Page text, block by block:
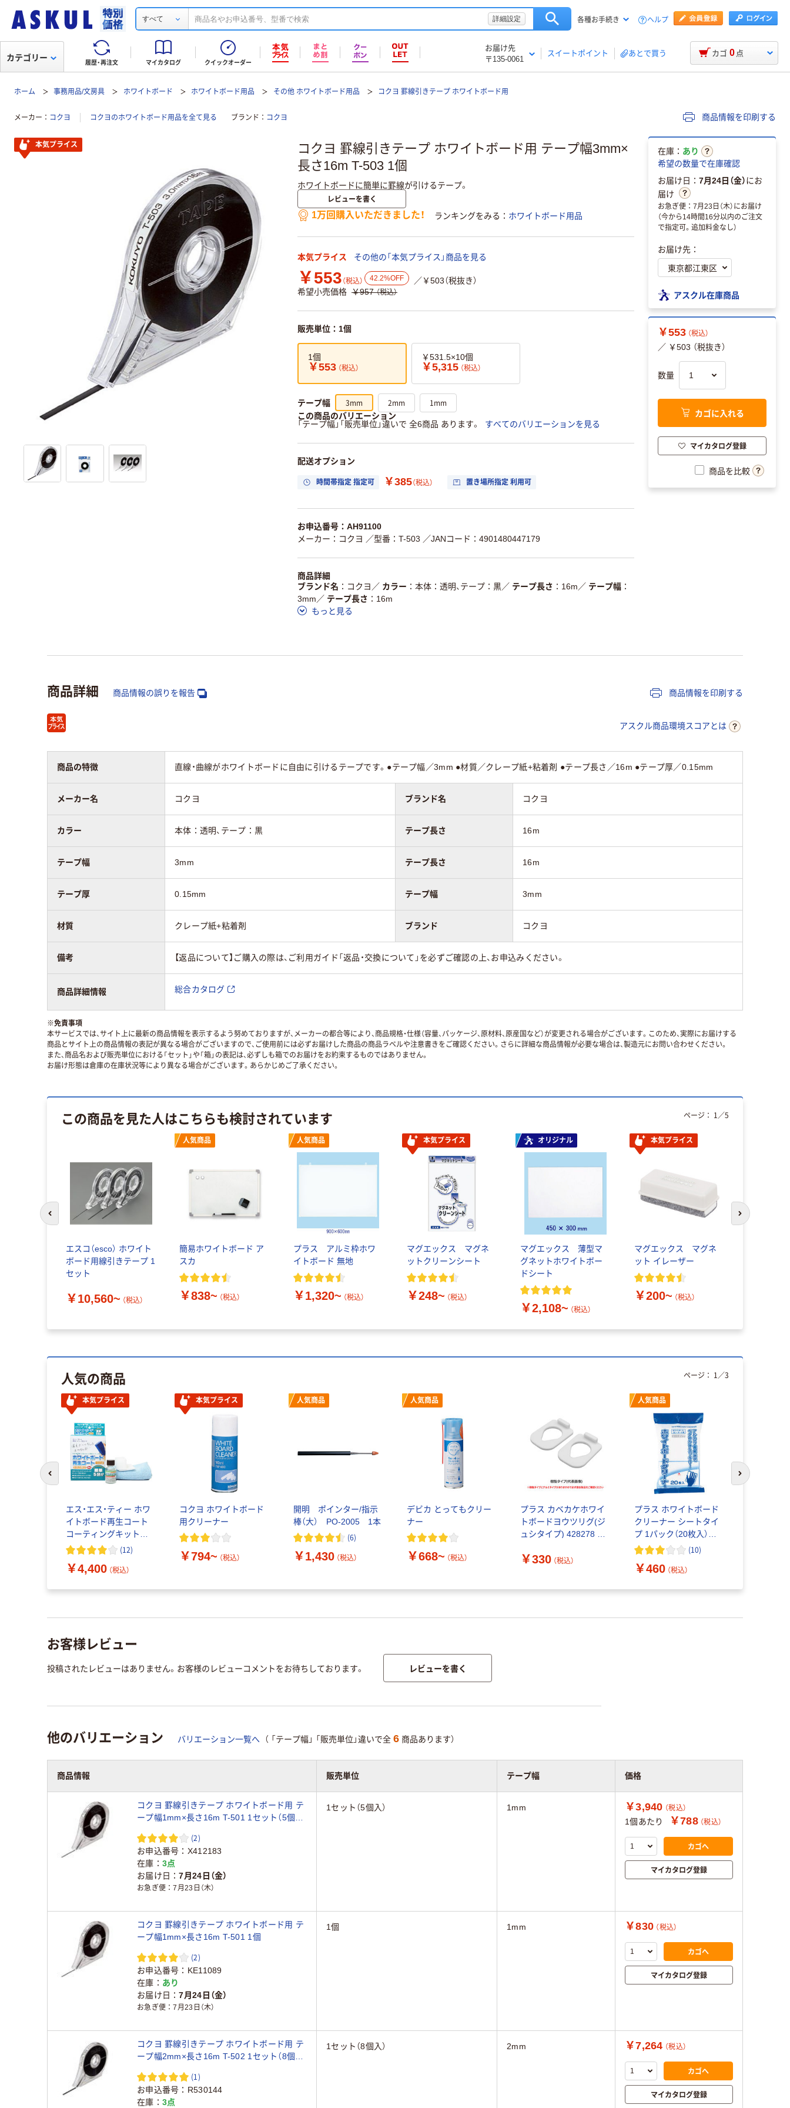
すべて 詳細設定 各種お手続き ヘルプ
履歴・再注文 マイカタログ クイックオーダー
お届け先
〒135-0061
スイートポイント あとで買う
カテゴリー カゴ 0 点
ホーム 事務用品/文房具 ホワイトボード ホワイトボード用品 その他 ホワイトボード用品 コクヨ 罫線引きテープ ホワイトボード用
メーカー コクヨ コクヨのホワイトボード用品を全て見る ブランド コクヨ 商品情報を印刷する
コクヨ 罫線引きテープ ホワイトボード用 テープ幅3mm×
長さ16m T-503 1個
ホワイトボードに簡単に罫線が引けるテープ。
レビューを書く
1万回購入いただきました！
ランキングをみる ホワイトボード用品
本気プライス その他の「本気プライス」商品を見る
￥553 （税込） 42.2%OFF
／￥503（税抜き）
希望小売価格 ￥957 （税込）
販売単位：1個
1個
￥553 （税込）
￥531.5×10個
￥5,315 （税込）
テープ幅 3mm 2mm 1mm
この商品のバリエーション
「テープ幅」「販売単位」違いで 全6商品 あります。
すべてのバリエーションを見る
配送オプション
時間帯指定 指定可 ￥385（税込） 置き場所指定 利用可
お申込番号：AH91100
メーカー：コクヨ ／型番：T-503 ／JANコード：4901480447179
商品詳細
ブランド名
コクヨ ／ カラー 本体：透明、テープ：黒／ テープ長さ 16m ／ テープ幅
3mm ／ テープ長さ
16m
もっと見る
本気プライス
在庫： あり
希望の数量で在庫確認
お届け日： 7月24日（金）にお
届け
お急ぎ便：7月23日（木）にお届け
（今から14時間16分以内のご注文
で指定可。追加料金なし）
お届け先：
アスクル在庫商品
￥553 （税込）
／ ￥503 （税抜き）
数量
カゴに入れる
マイカタログ登録
商品を比較
商品詳細 商品情報の誤りを報告 商品情報を印刷する
アスクル商品環境スコアとは
商品の特徴 直線・曲線がホワイトボードに自由に引けるテープです。●テープ幅／3mm ●材質／クレープ紙+粘着剤 ●テープ長さ／16m ●テープ厚／0.15mm
メーカー名 コクヨ ブランド名 コクヨ
カラー 本体：透明、テープ：黒 テープ長さ 16m
テープ幅 3mm テープ長さ 16m
テープ厚 0.15mm テープ幅 3mm
材質 クレープ紙+粘着剤 ブランド コクヨ
備考 【返品について】ご購入の際は、ご利用ガイド「返品・交換について」を必ずご確認の上、お申込みください。
商品詳細情報 総合カタログ
※免責事項
本サービスでは、サイト上に最新の商品情報を表示するよう努めておりますが、メーカーの都合等により、商品規格・仕様（容量、パッケージ、原材料、原産国など）が変更される場合がございます。このため、実際にお届けする
商品とサイト上の商品情報の表記が異なる場合がございますので、ご使用前には必ずお届けした商品の商品ラベルや注意書きをご確認ください。さらに詳細な商品情報が必要な場合は、製造元にお問い合わせください。
また、商品名および販売単位における「セット」や「箱」の表記は、必ずしも箱でのお届けをお約束するものではありません。
お届け形態は倉庫の在庫状況等により異なる場合がございます。あらかじめご了承ください。
この商品を見た人はこちらも検討されています
エスコ（esco） ホワイト
ボード用線引きテープ 1
セット
￥10,560~ （税込）
人気商品
簡易ホワイトボード ア
スカ
￥838~ （税込）
人気商品
プラス アルミ枠ホワ
イトボード 無地
￥1,320~ （税込）
本気プライス
マグエックス マグネ
ットクリーンシート
￥248~ （税込）
オリジナル
マグエックス 薄型マ
グネットホワイトボー
ドシート
￥2,108~ （税込）
本気プライス
マグエックス マグネ
ット イレーザー
￥200~ （税込）
ページ： 1 ／5
前のスライドへ 次のスライド
人気の商品
本気プライス
エス・エス・ティー ホワ
イトボード再生コート
コーティングキット
40004-40 1セット
(12)
￥4,400 （税込）
本気プライス
コクヨ ホワイトボード
用クリーナー
￥794~ （税込）
人気商品
開明 ポインター/指示
棒（大） PO-2005 1本
(6)
￥1,430 （税込）
人気商品
デビカ とってもクリー
ナー
￥668~ （税込）
プラス カベカケホワイ
トボードヨウツリグ(ジ
ュシタイプ) 428278 1
￥330 （税込）
人気商品
プラス ホワイトボード
クリーナー シートタイ
プ 1パック（20枚入）
WCL-423418 (10)
￥460 （税込）
ページ： 1 ／3
前のスライドへ 次のスライド
お客様レビュー
投稿されたレビューはありません。お客様のレビューコメントをお待ちしております。 レビューを書く
他のバリエーション バリエーション一覧へ （ 「テープ幅」 「販売単位」違いで全 6 商品あります）
商品情報 販売単位 テープ幅 価格
コクヨ 罫線引きテープ ホワイトボード用 テ
ープ幅1mm×長さ16m T-501 1セット（5個
(2)
お申込番号
X412183
在庫
3点
お届け日
7月24日（金）
お急ぎ便 7月23日（木）
1セット（5個入） 1mm ￥3,940 （税込）
1個あたり ￥788 （税込）
カゴへ
マイカタログ登録
コクヨ 罫線引きテープ ホワイトボード用 テ
ープ幅1mm×長さ16m T-501 1個
(2)
お申込番号
KE11089
在庫
あり
お届け日
7月24日（金）
お急ぎ便 7月23日（木）
1個 1mm ￥830 （税込）
カゴへ
マイカタログ登録
コクヨ 罫線引きテープ ホワイトボード用 テ
ープ幅2mm×長さ16m T-502 1セット（8個
(1)
お申込番号
R530144
在庫
3点
1セット（8個入） 2mm ￥7,264 （税込）
カゴへ
マイカタログ登録